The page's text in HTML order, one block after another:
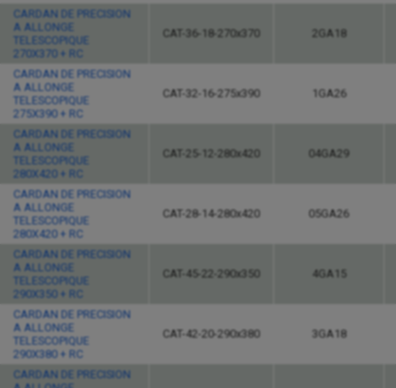
CARDAN DE PRECISION
A ALLONGE
TELESCOPIQUE
270X370 + RC
CAT-36-18-270x370 2GA18
CARDAN DE PRECISION
A ALLONGE
TELESCOPIQUE
275X390 + RC
CAT-32-16-275x390 1GA26
CARDAN DE PRECISION
A ALLONGE
TELESCOPIQUE
280X420 + RC
CAT-25-12-280x420 04GA29
CARDAN DE PRECISION
A ALLONGE
TELESCOPIQUE
280X420 + RC
CAT-28-14-280x420 05GA26
CARDAN DE PRECISION
A ALLONGE
TELESCOPIQUE
290X350 + RC
CAT-45-22-290x350 4GA15
CARDAN DE PRECISION
A ALLONGE
TELESCOPIQUE
290X380 + RC
CAT-42-20-290x380 3GA18
CARDAN DE PRECISION